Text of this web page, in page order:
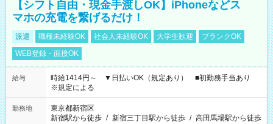
【シフト自由・現金手渡しOK】iPhoneなどス
マホの充電を繋げるだけ！
派遣 職種未経験OK 社会人未経験OK 大学生歓迎
ブランクOK
WEB登録・面接OK
給与
時給1414円～ ▼日払いOK（規定あり） ■初勤務手当あり
※規定による
勤務地
東京都新宿区
新宿駅から徒歩 / 新宿三丁目駅から徒歩 / 高田馬場駅から徒歩